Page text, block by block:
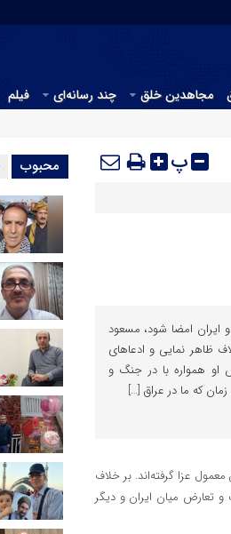
مجاهدین خلق چند رسانه‌ای فیلم
پ
ایران امضا شود، مسعود
ظاهر نمایی و ادعاهای
همواره با در جنگ و
که ما در عراق […]
عزا گرفته‌اند. بر خلاف
تعارض میان ایران و دیگر
محبوب